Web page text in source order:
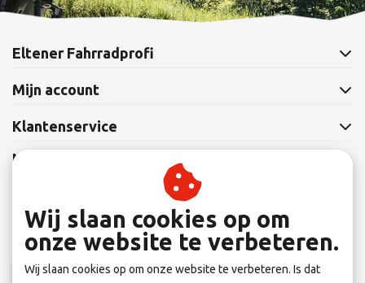
Eltener Fahrradprofi
Mijn account
Klantenservice
Nieuwsbrief
Abonneer je op onze nieuwsbrief om op de hoogte te blijven.
Abonneer
Wij slaan cookies op om
onze website te verbeteren.
Wij slaan cookies op om onze website te verbeteren. Is dat